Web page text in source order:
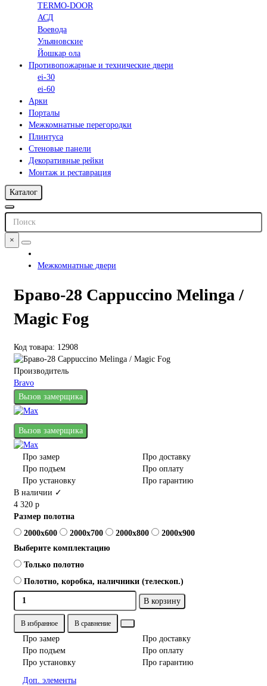
TERMO-DOOR
АСД
Воевода
Ульяновские
Йошкар ола
Противопожарные и технические двери
ei-30
ei-60
Арки
Порталы
Межкомнатные перегородки
Плинтуса
Стеновые панели
Декоративные рейки
Монтаж и реставрация
Каталог
×
Межкомнатные двери
Браво-28 Cappuccino Melinga /
Magic Fog
Код товара: 12908
Производитель
Bravo
Вызов замерщика
Вызов замерщика
Про замер
Про доставку
Про подъем
Про оплату
Про установку
Про гарантию
В наличии ✓
4 320 р
Размер полотна
2000x600
2000x700 2000x800
2000x900
Выберите комплектацию
Только полотно
Полотно, коробка, наличники (телескоп.)
В корзину
В избранное В сравнение
Про замер
Про доставку
Про подъем
Про оплату
Про установку
Про гарантию
Доп. элементы